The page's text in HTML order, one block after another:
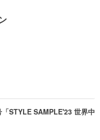
STYLE SAMPLE'23 世界中